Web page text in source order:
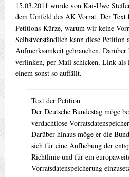
15.03.2011 wurde von Kai-Uwe
dem Umfeld des AK Vorrat. Der Text
Petitions-Kürze, warum wir keine
Selbstverständlich kann diese Petition
Aufmerksamkeit gebrauchen.
verlinken, per Mail schicken, Link als
einem sonst so auffällt.
Text der Petition
Der Deutsche Bundestag möge
verdachtlose
Darüber hinaus möge er die
sich für eine Aufhebung der
Richtlinie und für ein
Vorratsdatenspeicherung